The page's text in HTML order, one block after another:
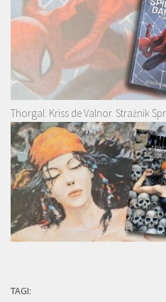
Thorgal. Kriss de Valnor. Strażnik
TAGI: